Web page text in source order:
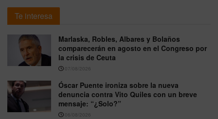
Te interesa
Marlaska, Robles, Albares y Bolaños
comparecerán en agosto en el Congreso por
la crisis de Ceuta
07/08/2026
Óscar Puente ironiza sobre la nueva
denuncia contra Vito Quiles con un breve
mensaje: “¿Solo?”
06/08/2026